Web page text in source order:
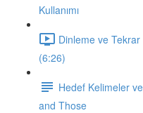
Kullanımı
Dinleme ve
(6:26)
Hedef Kelimeler
and Those